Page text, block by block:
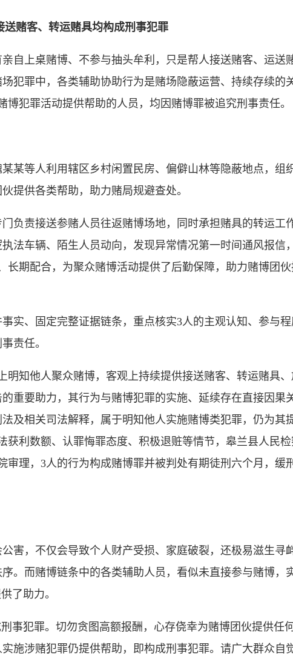
送赌客、转运赌具均构成刑事犯罪
上桌赌博、不参与抽头牟利，只是帮人接送赌客、运送
犯罪中，各类辅助协助行为是赌场隐蔽运营、持续存续的
犯罪活动提供帮助的人员，均因赌博罪被追究刑事责任。
等人利用辖区乡村闲置民房、偏僻山林等隐蔽地点，组
提供各类帮助，助力赌局规避查处。
责接送参赌人员往返赌博场地，同时承担赌具的转运工
法车辆、陌生人员动向，发现异常情况第一时间通风报信
长期配合，为聚众赌博活动提供了后勤保障，助力赌博团
、固定完整证据链条，重点核实3人的主观认知、参与程
责任。
知他人聚众赌博，客观上持续提供接送赌客、转运赌具、
重要助力，其行为与赌博犯罪的实施、延续存在直接因果
及相关司法解释，属于明知他人实施赌博类犯罪，仍为其
利数额、认罪悔罪态度、积极退赃等情节，皋兰县人民
理，3人的行为构成赌博罪并被判处有期徒刑六个月，缓
害，不仅会导致个人财产受损、家庭破裂，还极易滋生寻
。而赌博链条中的各类辅助人员，看似未直接参与赌博，
了助力。
犯罪。切勿贪图高额报酬，心存侥幸为赌博团伙提供任
施涉赌犯罪仍提供帮助，即构成刑事犯罪。请广大群众自